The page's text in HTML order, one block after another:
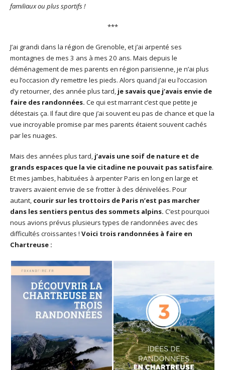
familiaux ou plus sportifs !
***
J’ai grandi dans la région de Grenoble, et j’ai arpenté ses
montagnes de mes 3 ans à mes 20 ans. Mais depuis le
déménagement de mes parents en région parisienne, je n’ai plus
eu l’occasion d’y remettre les pieds. Alors quand j’ai eu l’occasion
d’y retourner, des année plus tard, je savais que j’avais envie de
faire des randonnées. Ce qui est marrant c’est que petite je
détestais ça. Il faut dire que j’ai souvent eu pas de chance et que la
vue incroyable promise par mes parents étaient souvent cachés
par les nuages.
Mais des années plus tard, j’avais une soif de nature et de
grands espaces que la vie citadine ne pouvait pas satisfaire.
Et mes jambes, habituées à arpenter Paris en long en large et
travers avaient envie de se frotter à des dénivelées. Pour
autant, courir sur les trottoirs de Paris n’est pas marcher
dans les sentiers pentus des sommets alpins. C’est pourquoi
nous avions prévus plusieurs types de randonnées avec des
difficultés croissantes ! Voici trois randonnées à faire en
Chartreuse :